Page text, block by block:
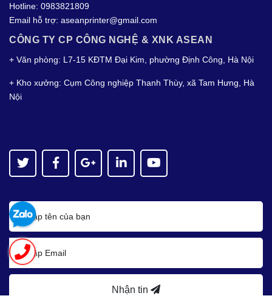
Hotline: 0983821809
Email hỗ trợ: aseanprinter@gmail.com
CÔNG TY CP CÔNG NGHỆ & XNK ASEAN
+ Văn phòng: L7-15 KĐTM Đại Kim, phường Định Công, Hà Nội
+ Kho xưởng: Cụm Công nghiệp Thanh Thùy, xã Tam Hưng, Hà
Nội
Nhận tin